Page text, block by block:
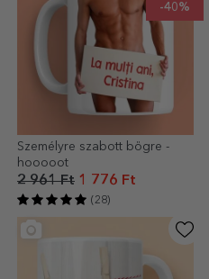
-40%
Személyre szabott bögre -
hooooot
2 961 Ft 1 776 Ft
(28)